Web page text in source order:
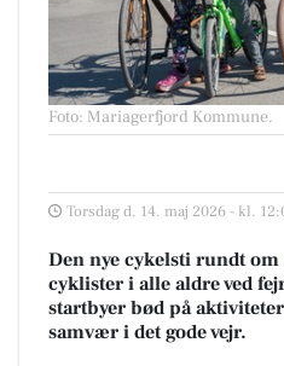
Foto: Mariagerfjord Kommune.
Torsdag d. 14. maj 2026 - kl.
Den nye cykelsti rundt
cyklister i alle aldre ved
startbyer bød på
samvær i det gode vejr.